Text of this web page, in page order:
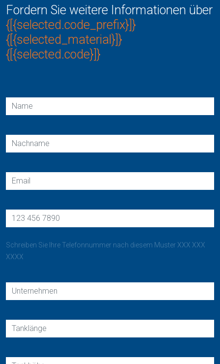
Fordern Sie weitere Informationen über
{[{selected.code_prefix}]}
{[{selected_material}]}
{[{selected.code}]}
Schreiben Sie Ihre Telefonnummer nach diesem Muster XXX XXX
XXXX